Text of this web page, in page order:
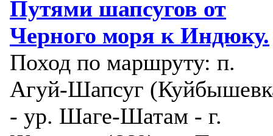
Путями шапсугов от
Черного моря к Индюку.
Поход по маршруту: п.
Агуй-Шапсуг
- ур. Шаге-Шатам - г.